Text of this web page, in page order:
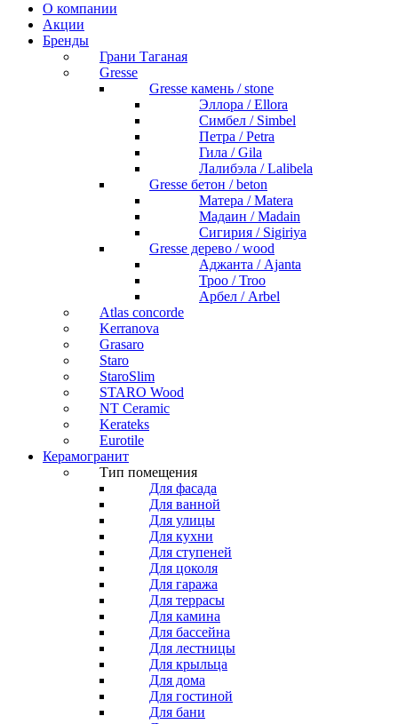
О компании
Акции
Бренды
Грани Таганая
Gresse
Gresse камень / stone
Эллора / Ellora
Симбел / Simbel
Петра / Petra
Гила / Gila
Лалибэла / Lalibela
Gresse бетон / beton
Матера / Matera
Мадаин / Madain
Сигирия / Sigiriya
Gresse дерево / wood
Аджанта / Ajanta
Троо / Troo
Арбел / Arbel
Atlas concorde
Kerranova
Grasaro
Staro
StaroSlim
STARO Wood
NT Ceramic
Kerateks
Eurotile
Керамогранит
Тип помещения
Для фасада
Для ванной
Для улицы
Для кухни
Для ступеней
Для цоколя
Для гаража
Для террасы
Для камина
Для бассейна
Для лестницы
Для крыльца
Для дома
Для гостиной
Для бани